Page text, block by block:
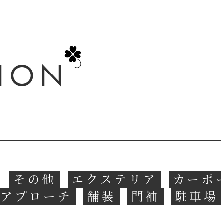
その他 エクステリア カーポ
プローチ
舗装 門袖 駐車場